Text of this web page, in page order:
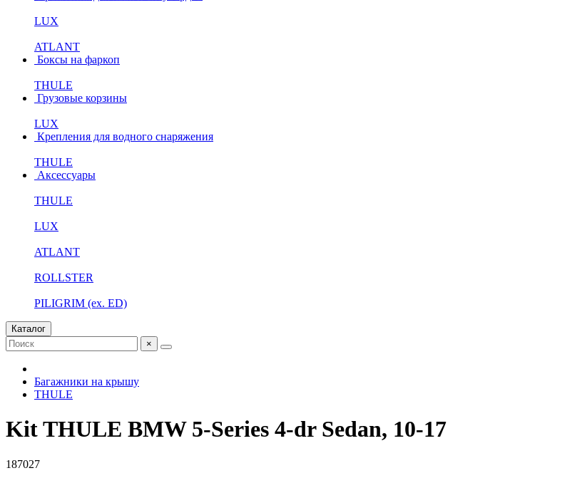
LUX
ATLANT
Боксы на фаркоп
THULE
Грузовые корзины
LUX
Крепления для водного снаряжения
THULE
Аксессуары
THULE
LUX
ATLANT
ROLLSTER
PILIGRIM (ex. ED)
Каталог
×
Багажники на крышу
THULE
Kit THULE BMW 5-Series 4-dr Sedan, 10-17
187027